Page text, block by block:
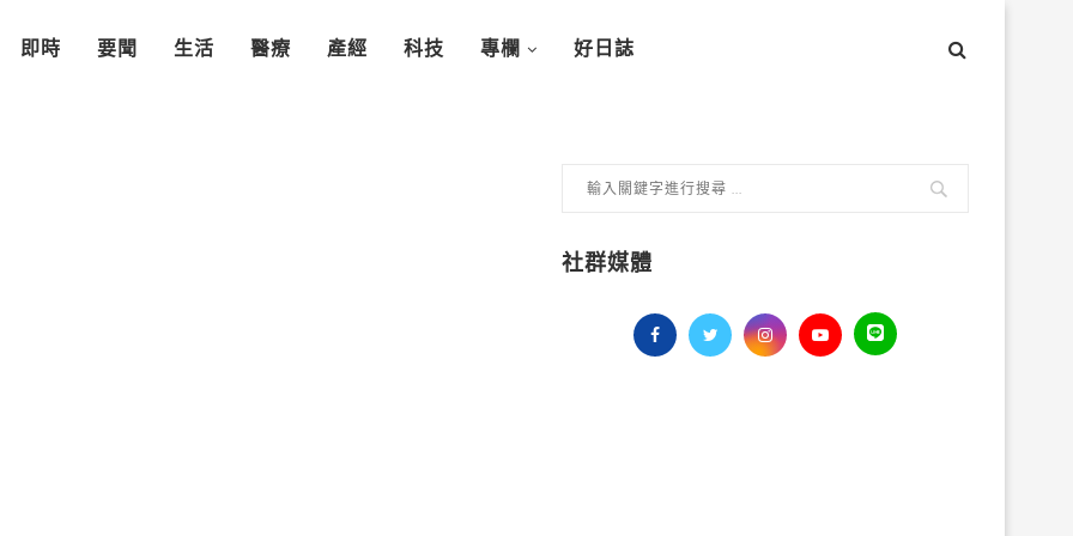
即時 要聞 生活 醫療 產經 科技 專欄 好日誌
社群媒體